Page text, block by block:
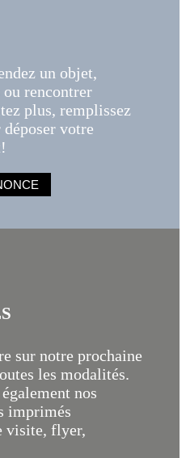
un objet,
ou rencontrer
plus, remplissez
votre
sur notre prochaine
les modalités.
nos
imprimés
visite, flyer,